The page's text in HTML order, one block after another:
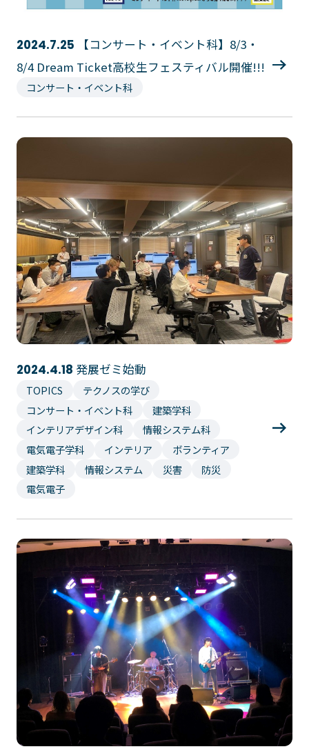
2024.7.25
【コンサート・イベント科】8/3・
8/4 Dream Ticket高校生フェスティバル開催!!!
コンサート・イベント科
2024.4.18 発展ゼミ始動
TOPICS
テクノスの学び
コンサート・イベント科
建築学科
インテリアデザイン科
情報システム科
電気電子学科
インテリア
ボランティア
建築学科
情報システム 災害
防災
電気電子